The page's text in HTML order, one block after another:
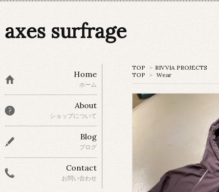
axes surfrage
TOP > RIVVIA PROJECTS
TOP
> Wear
Home
ホーム
About
ショップについて
Blog
ブログ
Contact
お問い合わせ